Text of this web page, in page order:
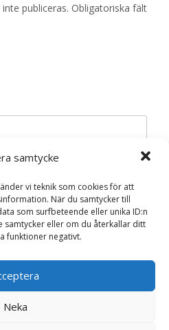
samtycke
vi teknik som cookies för att
När du samtycker till
som surfbeteende eller unika ID:n
samtycker eller om du återkallar ditt
funktioner negativt.
Neka
publiceras. Obligatoriska fält
och webbplats i
gång jag skriver en